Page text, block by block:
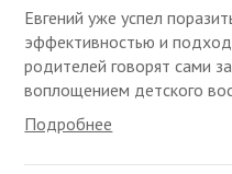
Евгений уже успел
эффективностью и
родителей говорят сами
воплощением детского
Подробнее